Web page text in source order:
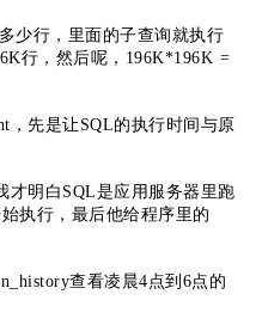
少行，里面的子查询就执行
行，然后呢，196K*196K =
，先是让SQL的执行时间与原
才明白SQL是应用服务器里跑
执行，最后他给程序里的
查看凌晨4点到6点的